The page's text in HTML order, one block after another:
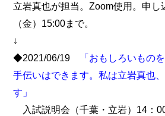
立岩真也が担当。Zoom使用。申し
（金）15:00まで。
↓
◆2021/06/19
「おもしろいもの
手伝いはできます。私は立岩真也
す」
入試説明会（千葉・立岩）14：